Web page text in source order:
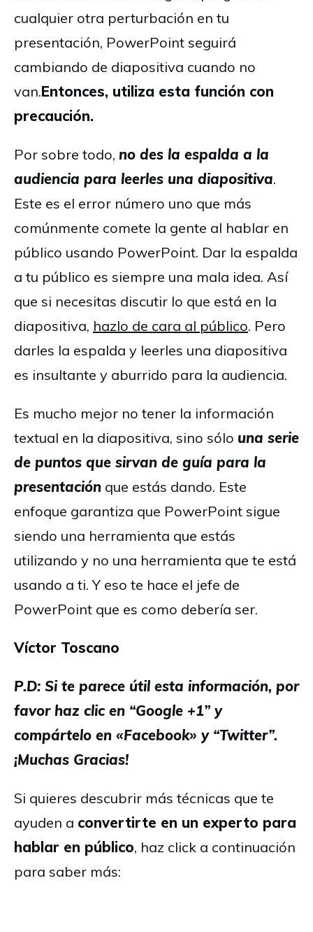
cualquier otra perturbación en tu
presentación, PowerPoint seguirá
cambiando de diapositiva cuando no
van.Entonces, utiliza esta función con
precaución.
Por sobre todo, no des la espalda a la
audiencia para leerles una diapositiva.
Este es el error número uno que más
comúnmente comete la gente al hablar en
público usando PowerPoint. Dar la espalda
a tu público es siempre una mala idea. Así
que si necesitas discutir lo que está en la
diapositiva, hazlo de cara al público. Pero
darles la espalda y leerles una diapositiva
es insultante y aburrido para la audiencia.
Es mucho mejor no tener la información
textual en la diapositiva, sino sólo una serie
de puntos que sirvan de guía para la
presentación que estás dando. Este
enfoque garantiza que PowerPoint sigue
siendo una herramienta que estás
utilizando y no una herramienta que te está
usando a ti. Y eso te hace el jefe de
PowerPoint que es como debería ser.
Víctor Toscano
P.D: Si te parece útil esta información, por
favor haz clic en “Google +1” y
compártelo en «Facebook» y “Twitter”.
¡Muchas Gracias!
Si quieres descubrir más técnicas que te
ayuden a convertirte en un experto para
hablar en público, haz click a continuación
para saber más: